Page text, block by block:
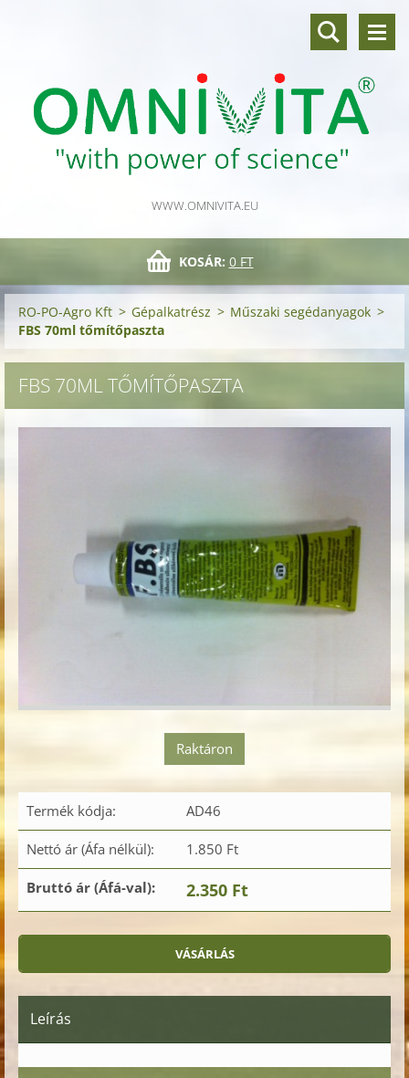
WWW.OMNIVITA.EU
KOSÁR: 0 FT
RO-PO-Agro Kft > Gépalkatrész > Műszaki segédanyagok >
FBS 70ml tőmítőpaszta
FBS 70ML TŐMÍTŐPASZTA
Raktáron
Termék kódja: AD46
Nettó ár (Áfa nélkül): 1.850 Ft
Bruttó ár (Áfá-val): 2.350 Ft
Leírás